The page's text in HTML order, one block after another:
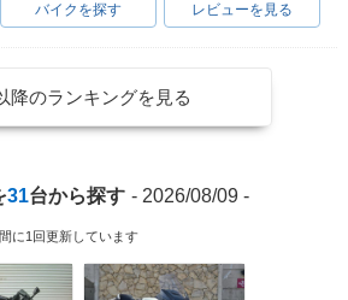
バイクを探す レビューを見る
降のランキングを見る
31台から探す - 2026/08/09 -
に1回更新しています